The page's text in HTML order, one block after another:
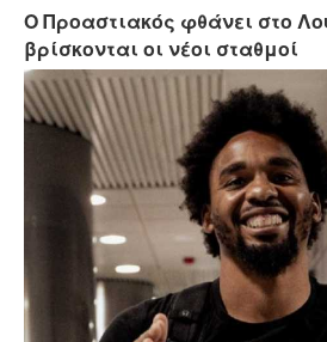
Ο Προαστιακός φθάνει στο
βρίσκονται οι νέοι σταθμοί